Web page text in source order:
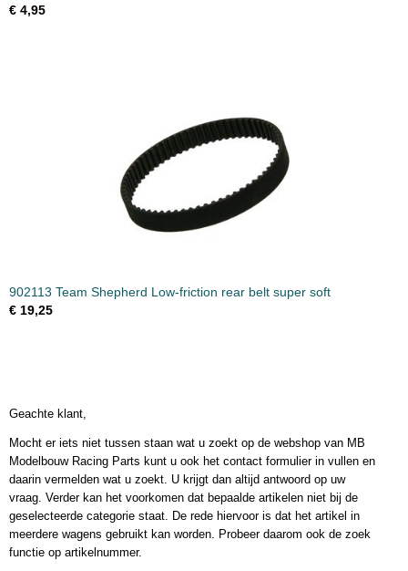
€ 4,95
902113 Team Shepherd Low-friction rear belt super soft
€ 19,25
Geachte klant,
Mocht er iets niet tussen staan wat u zoekt op de webshop van MB
Modelbouw Racing Parts kunt u ook het contact formulier in vullen en
daarin vermelden wat u zoekt. U krijgt dan altijd antwoord op uw
vraag. Verder kan het voorkomen dat bepaalde artikelen niet bij de
geselecteerde categorie staat. De rede hiervoor is dat het artikel in
meerdere wagens gebruikt kan worden. Probeer daarom ook de zoek
functie op artikelnummer.